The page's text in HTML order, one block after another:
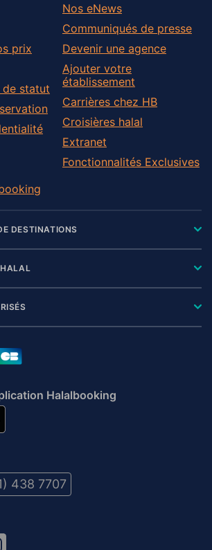
prix
de statut
Nos eNews
Communiqués de presse
Devenir une agence
Ajouter votre
établissement
Carrières chez HB
Croisières halal
Extranet
Fonctionnalités Exclusives
DESTINATIONS
Halalbooking
438 7707